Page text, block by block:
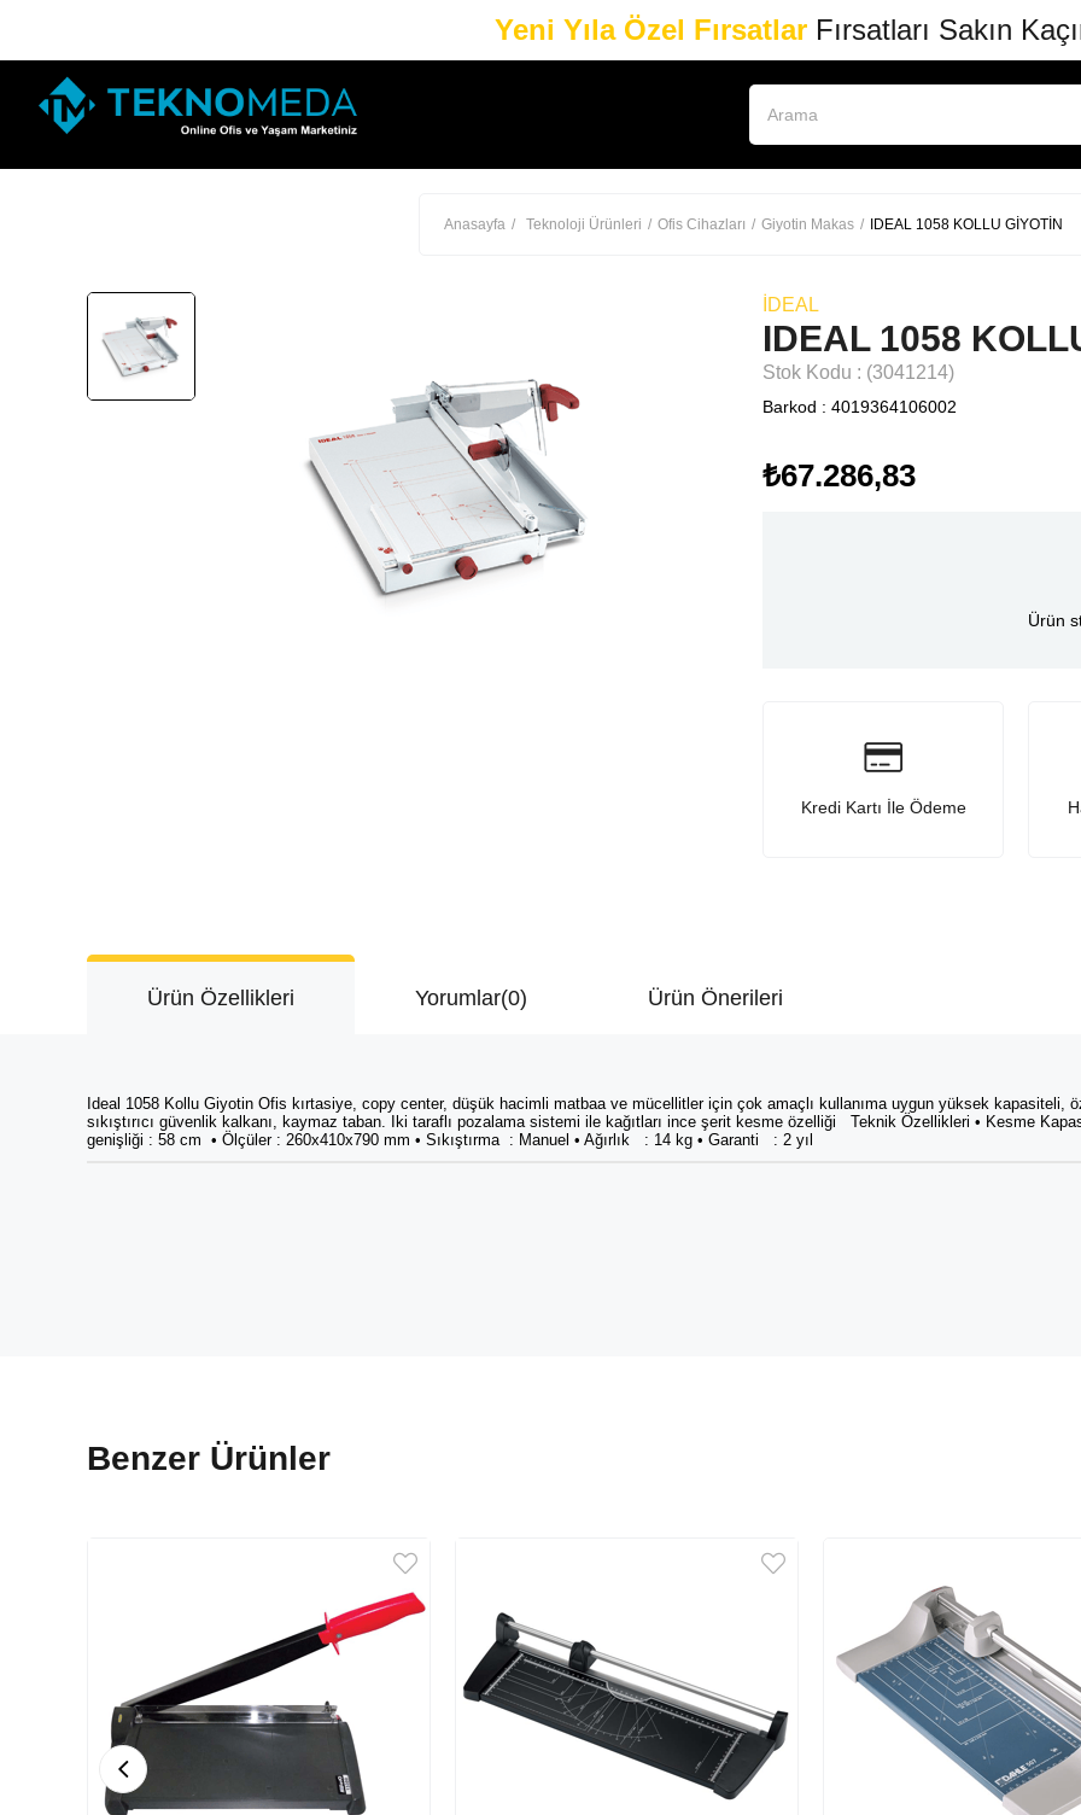
Yeni Yıla Özel FırsatlarFırsatları Sakın
Anasayfa Teknoloji Ürünleri Ofis Cihazları Giyotin Makas IDEAL 1058 KOLLU GİYOTİN
İDEAL
IDEAL 1058
Stok Kodu (3041214)
Barkod : 4019364106002
₺67.286,83
Ürün
Kredi Kartı İle Ödeme
Ürün Özellikleri Yorumlar(0) Ürün Önerileri
Ideal 1058 Kollu Giyotin Ofis kırtasiye, copy center, düşük hacimli matbaa ve mücellitler için çok amaçlı kullanıma uygun yüksek kapasiteli,
sıkıştırıcı güvenlik kalkanı, kaymaz taban. Iki taraflı pozalama sistemi ile kağıtları ince şerit kesme özelliği Teknik Özellikleri • Kesme
genişliği : 58 cm • Ölçüler : 260x410x790 mm • Sıkıştırma : Manuel • Ağırlık : 14 kg • Garanti : 2 yıl
Benzer Ürünler